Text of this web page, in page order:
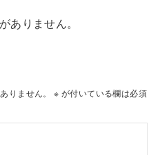
ありません。
りません。 ※ が付いている欄は必須